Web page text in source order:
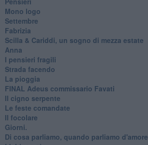
Mono logo
Settembre
Fabrizia
​Scilla & Cariddi, un sogno di mezza estate
Anna
I pensieri fragili
Strada facendo
La pioggia
FINAL Adeus commissario Favati
Il cigno serpente
Le feste comandate
Il focolare
Giorni.
Di cosa parliamo, quando parliamo d'amore